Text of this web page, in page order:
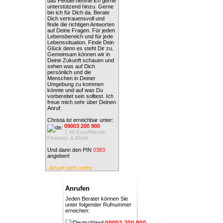
unterstützend hinzu. Gerne
bin ich für Dich da. Berate
Dich vertrauensvoll und
finde die richtigen Antworten
auf Deine Fragen. Für jeden
Lebensbereich und für jede
Lebenssituation. Finde Dein
Glück denn es steht Dir zu.
Gemeinsam können wir in
Deine Zukunft schauen und
sehen was auf Dich
persönlich und die
Menschen in Deiner
Umgebung zu kommen
könnte und auf was Du
vorbereitet sein solltest. Ich
freue mich sehr über Deinen
Anruf.
Christa ist erreichbar unter:
09003 200 900
1,49 Euro/Minute,
Festnetz & Mobil
Und dann den PIN 0383
angeben!
aktuell nicht online
Anrufen
Jeden Berater können Sie
unter folgender Rufnummer
erreichen: